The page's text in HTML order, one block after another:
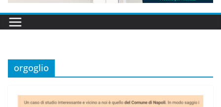
orgoglio